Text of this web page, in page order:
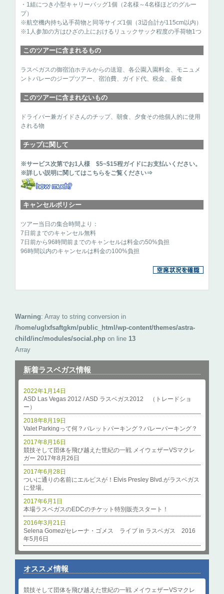
新着ラスベガス情報
ASD Las Vegas 2012 / ASD ラスベガス2012 （トレードショ
ー）
2022年1月14日
Valet Parkingって何？バレットパーキング？バレーパーキング？
2018年8月19日
競技そして団体を飛び越えた世紀の一戦 メイウェザーVSマクレ
ガー 2017年8月26日
2017年8月16日
ついに通りの名前にエルビスが！Elvis Presley Blvd.がラスベガス
に登場。
2017年6月28日
本場ラスベガスのEDCのチケット特別販売スタート！
2017年6月1日
Selena Gomez/セレーナ・ゴメス ライブ in ラスベガス 2016
年5月6日
2016年3月21日
オススメ情報
競技そして団体を飛び越えた世紀の一戦 メイウェザーVSマクレ
・1組につき小型キャリーバッグ1個（2名様～4名様ほどのグルー
プ）
※航空機内持ち込手荷物と同等サイズ1個（3辺合計が115cm以内）
※1人参加の方はひざの上におけるリュックサック程度の手荷物1つ
このツアーに含まれるもの
ラスベガスの御宿泊ホテルからの送迎、各公園入園料金、モニュメ
ントバレーのジープツアー、宿泊費、ガイド代、税金、昼食
このツアーに含まれないもの
ドライバー兼ガイドさんのチップ、朝食、夕食その他個人的に使用
される物
チップに関して
※サービス次第でお1人様 $5~$15程ガイドにお支払いください。
※詳しい説明に関してはこちらをご覧ください⇒
キャンセルポリシー
ツアー当日の集合時間より：
7日前までのキャンセル無料
7日前から96時間前までのキャンセルは料金の50%負担
96時間以内のキャンセルは料金の100%負担
Warning: Array to string conversion in
/home/uglxfsaftgkm/public_html/wp-content/themes/astra-
child/inc/modules/social.php on line 13
Array